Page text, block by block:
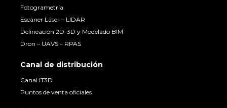
Fotogrametría
Escáner Láser – LIDAR
Delineación 2D-3D y Modelado BIM
Dron – UAVS – RPAS
Canal de distribución
Canal IT3D
Puntos de venta oficiales